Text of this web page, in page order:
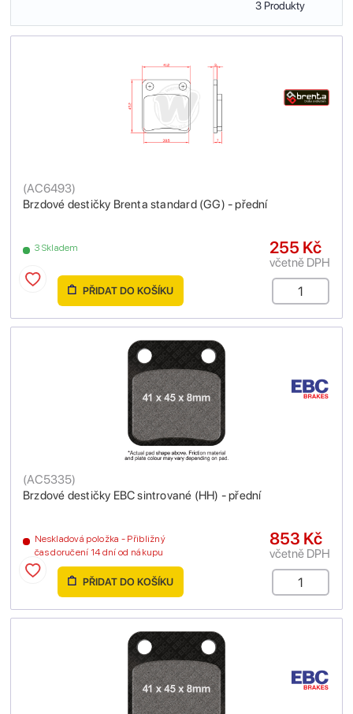
3 Produkty
Brzdové destičky Brenta standard (GG) - přední
(AC6493)
3 Skladem 255 Kč
včetně DPH
PŘIDAT DO KOŠÍKU
Brzdové destičky EBC sintrované (HH) - přední
(AC5335)
Neskladová položka - Přibližný
čas doručení 14 dní od nákupu
853 Kč
včetně DPH
PŘIDAT DO KOŠÍKU